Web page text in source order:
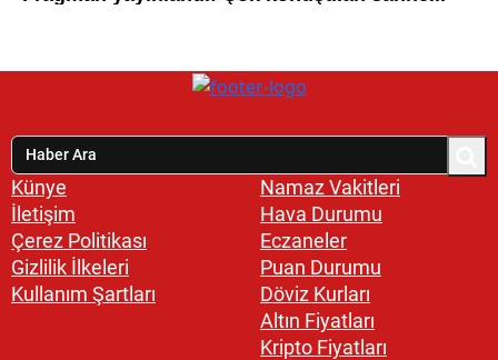
Künye
İletişim
Çerez Politikası
Gizlilik İlkeleri
Kullanım Şartları
Namaz Vakitleri
Hava Durumu
Eczaneler
Puan Durumu
Döviz Kurları
Altın Fiyatları
Kripto Fiyatları